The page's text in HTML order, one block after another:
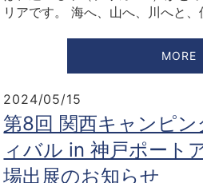
リアです。 海へ、山へ、川へと
MORE
2024/05/15
第8回 関西キャンピ
ィバル in 神戸ポート
場出展のお知らせ